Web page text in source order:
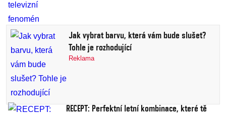
Jak vybrat barvu, která vám bude slušet?
Tohle je rozhodující
Reklama
RECEPT: Perfektní letní kombinace, které tě